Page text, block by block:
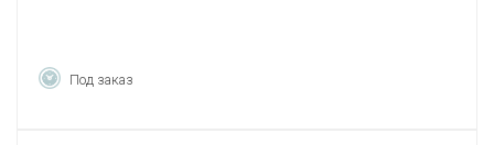
Под заказ